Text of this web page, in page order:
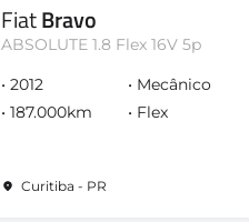
FiatBravo
ABSOLUTE 1.8 Flex 16V 5p
2012
Mecânico
187.000km
Flex
Curitiba - PR